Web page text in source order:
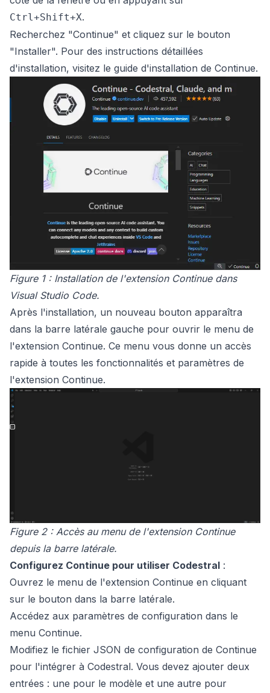
Ctrl+Shift+X.
Recherchez "Continue" et cliquez sur le bouton
"Installer". Pour des instructions détaillées
d'installation, visitez le guide d'installation de Continue.
Figure 1 : Installation de l'extension Continue dans
Visual Studio Code.
Après l'installation, un nouveau bouton apparaîtra
dans la barre latérale gauche pour ouvrir le menu de
l'extension Continue. Ce menu vous donne un accès
rapide à toutes les fonctionnalités et paramètres de
l'extension Continue.
Figure 2 : Accès au menu de l'extension Continue
depuis la barre latérale.
Configurez Continue pour utiliser Codestral :
Ouvrez le menu de l'extension Continue en cliquant
sur le bouton dans la barre latérale.
Accédez aux paramètres de configuration dans le
menu Continue.
Modifiez le fichier JSON de configuration de Continue
pour l'intégrer à Codestral. Vous devez ajouter deux
entrées : une pour le modèle et une autre pour